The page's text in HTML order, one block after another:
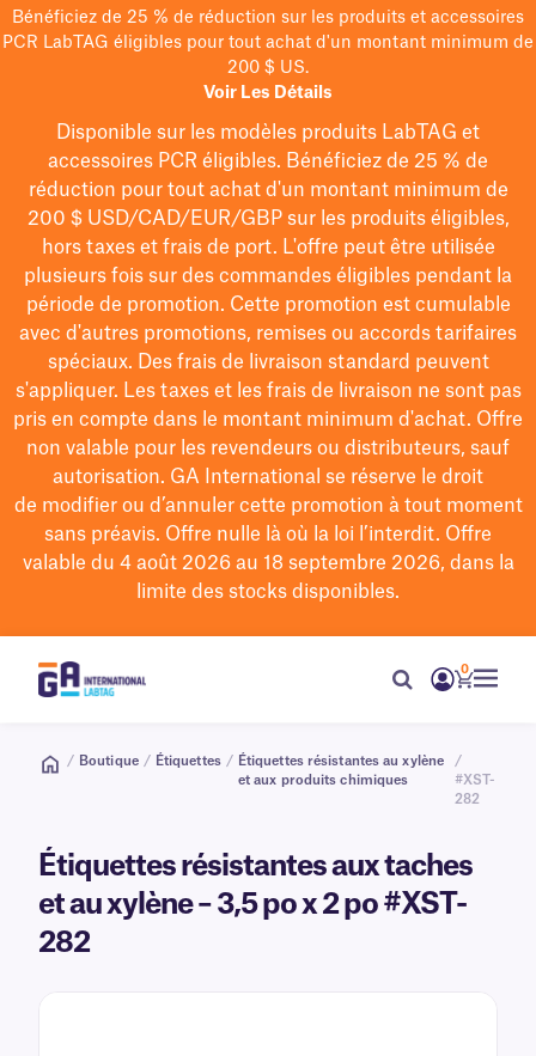
Bénéficiez de 25 % de réduction sur les produits et accessoires
PCR LabTAG éligibles pour tout achat d'un montant minimum de
200 $ US.
Voir Les Détails
Disponible sur les modèles produits LabTAG et
accessoires PCR éligibles. Bénéficiez de 25 % de
réduction pour tout achat d'un montant minimum de
200 $USD/CAD/EUR/GBPsur les produits éligibles,
hors taxes et frais de port. L'offre peut être utilisée
plusieurs fois sur des commandes éligibles pendant la
période de promotion. Cette promotion est cumulable
avec d'autres promotions, remises ou accords tarifaires
spéciaux. Des frais de livraison standard peuvent
s'appliquer. Les taxes et les frais de livraison ne sont pas
pris en compte dans le montant minimum d'achat. Offre
non valable pour les revendeurs ou distributeurs, sauf
autorisation. GA International se réserve le droit
de modifierou d’annuler cette promotion à tout moment
sans préavis. Offre nulle là où la loi l’interdit. Offre
valable du 4 août 2026 au 18 septembre 2026, dans la
limite des stocks disponibles.
0
/ Boutique / Étiquettes / Étiquettes résistantes au xylène
et aux produits chimiques
/
#XST-
282
Étiquettes résistantes aux taches
et au xylène – 3,5 po x 2 po #XST-
282